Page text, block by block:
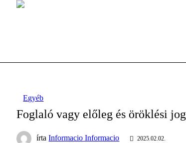
Egyéb
Foglaló vagy előleg és öröklési jog
írtaInformacio Informacio 2025.02.02.